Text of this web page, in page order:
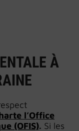
À
l’Office
(OFIS). Si les